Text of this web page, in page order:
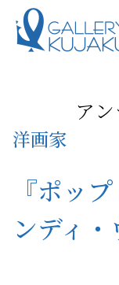
ア
洋画家
『ポッ
ンディ・